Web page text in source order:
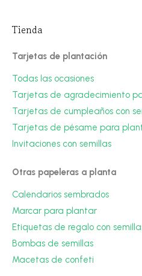
Tienda
Tarjetas de plantación
Todas las ocasiones
Tarjetas de agradecimiento
Tarjetas de cumpleaños con
Tarjetas de pésame para
Invitaciones con semillas
Otras papeleras a planta
Calendarios sembrados
Marcar para plantar
Etiquetas de regalo con
Bombas de semillas
Macetas de confeti